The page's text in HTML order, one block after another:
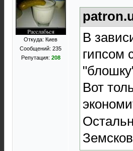
Откуда: Киев
Сообщений: 235
Репутация: 208
В
гипсом
Вот